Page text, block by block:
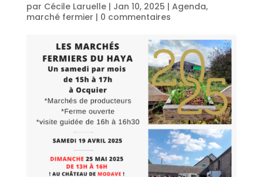
par Cécile Laruelle| Jan 10, 2025 | Agenda,
marché fermier | 0 commentaires